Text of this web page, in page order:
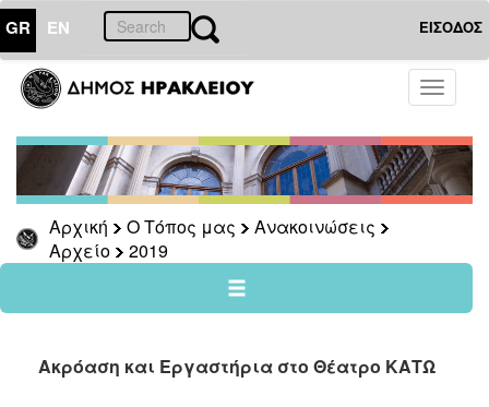
GR EN ΕΙΣΟΔΟΣ
Toggle
Αρχική Ο Τόπος μας
Ανακοινώσεις
Αρχείο
2019
ΤΟΠΟΣ
ΜΑΣ
Ανακοινώσεις
Αρχείο
2026
2025
Ακρόαση και Εργαστήρια στο Θέατρο ΚΑΤΩ